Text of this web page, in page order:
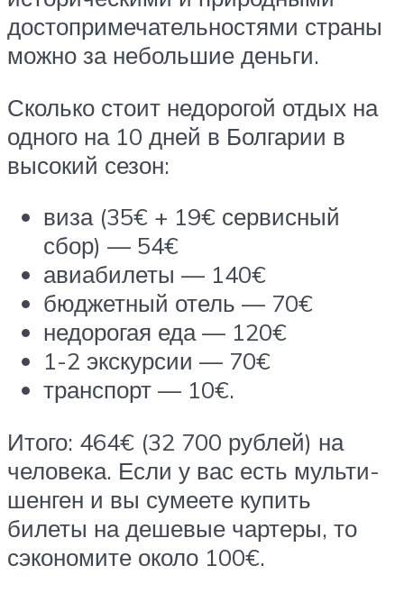
достопримечательностями страны
можно за небольшие деньги.
Сколько стоит недорогой отдых на
одного на 10 дней в Болгарии в
высокий сезон:
виза (35€ + 19€ сервисный
сбор) — 54€
авиабилеты — 140€
бюджетный отель — 70€
недорогая еда — 120€
1-2 экскурсии — 70€
транспорт — 10€.
Итого: 464€ (32 700 рублей) на
человека. Если у вас есть мульти-
шенген и вы сумеете купить
билеты на дешевые чартеры, то
сэкономите около 100€.